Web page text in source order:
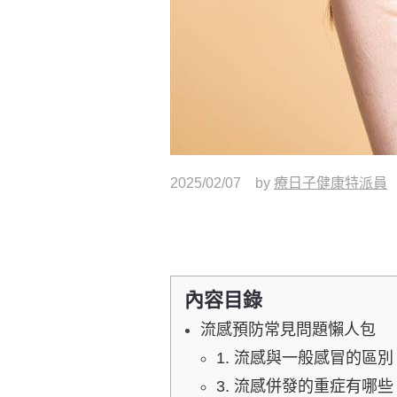
2025/02/07 by 療日子健康特派員
內容目錄
流感預防常見問題懶人包
1. 流感與一般感冒的區別
3. 流感併發的重症有哪些